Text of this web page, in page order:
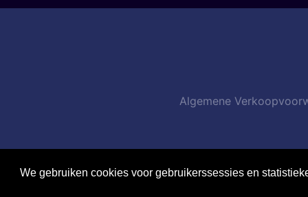
We gebruiken cookies voor gebruikerssessies en
Algemene